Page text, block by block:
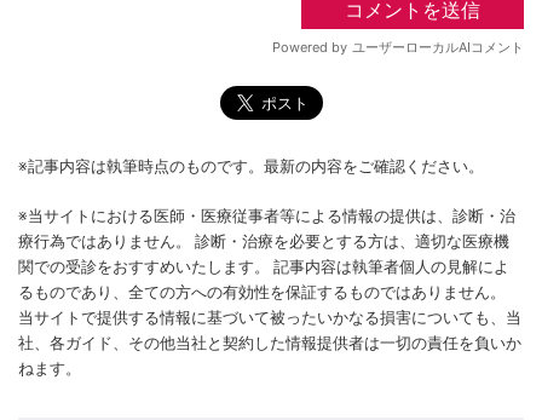
※記事内容は執筆時点のものです。最新の内容をご確認ください。
※当サイトにおける医師・医療従事者等による情報の提供は、診断・治
療行為ではありません。 診断・治療を必要とする方は、適切な医療機
関での受診をおすすめいたします。 記事内容は執筆者個人の見解によ
るものであり、全ての方への有効性を保証するものではありません。
当サイトで提供する情報に基づいて被ったいかなる損害についても、当
社、各ガイド、その他当社と契約した情報提供者は一切の責任を負いか
ねます。